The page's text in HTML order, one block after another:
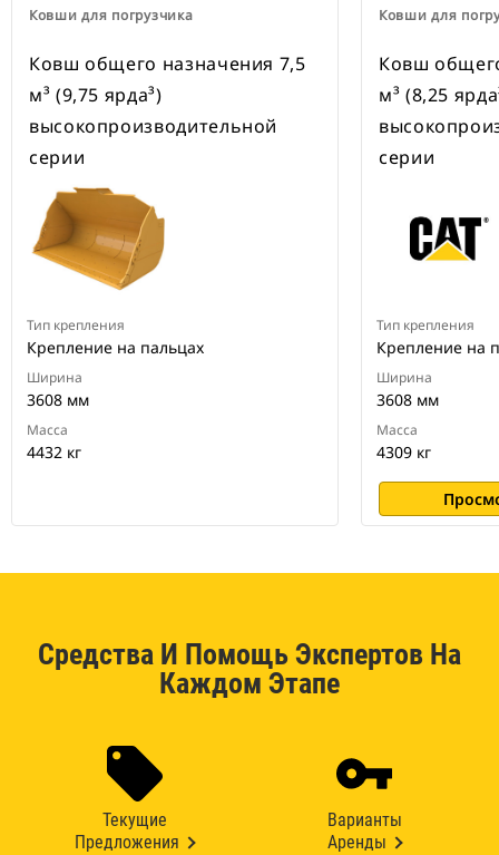
Ковши для погрузчика
Ковш общего назначения 7,5
м³ (9,75 ярда³)
высокопроизводительной
серии
Тип крепления
Крепление на пальцах
Ширина
3608 мм
Масса
4432 кг
Ковши для
Ковш
м³ (8,25
серии
Тип крепления
Крепление на
Ширина
3608 мм
Масса
4309 кг
Средства И Помощь Экспертов На
Каждом Этапе
Текущие
Предложения
Варианты
Аренды